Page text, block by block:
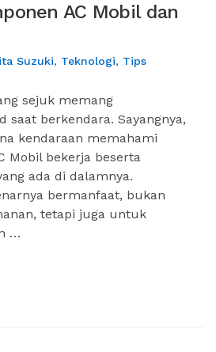
AC Mobil dan
Suzuki, Teknologi, Tips
sejuk memang
saat berkendara. Sayangnya,
kendaraan memahami
Mobil bekerja beserta
ada di dalamnya.
bermanfaat, bukan
tetapi juga untuk
…